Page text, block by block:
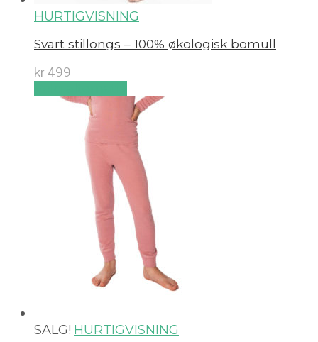
HURTIGVISNING
Svart stillongs – 100% økologisk bomull
kr 499
SALG! HURTIGVISNING